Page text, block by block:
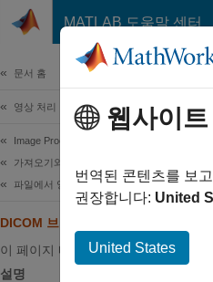
MATLAB 도움말 센터
문서 홈
영상 처리 및 컴퓨터 비전
Image Processing Toolbox
가져오기와 내보내기 및 변환
파일에서 영상 데이터 읽기 및 쓰기
DICOM 브라우저
이 페이지 내용
설명
웹사이
번역된 콘텐츠를 보
권장합니다: United
United States